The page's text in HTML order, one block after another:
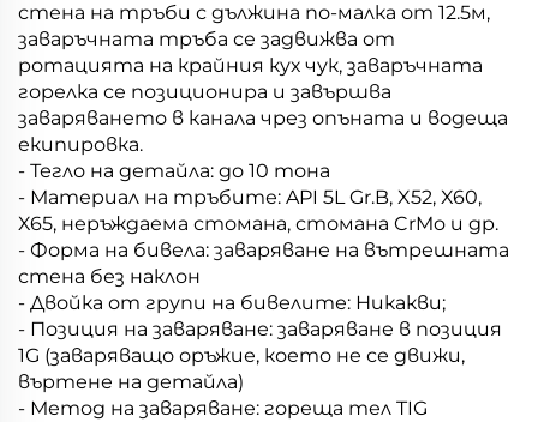
стена на тръби с дължина по-малка от 12.5м,
заваръчната тръба се задвижва от
ротацията на крайния кух чук, заваръчната
горелка се позиционира и завършва
заваряването в канала чрез опъната и водеща
екипировка.
- Тегло на детайла: до 10 тона
- Материал на тръбите: API 5L Gr.B, X52, X60,
X65, неръждаема стомана, стомана CrMo и др.
- Форма на бивела: заваряване на вътрешната
стена без наклон
- Двойка от групи на бивелите: Никакви;
- Позиция на заваряване: заваряване в позиция
1G (заваряващо оръжие, което не се движи,
въртене на детайла)
- Метод на заваряване: гореща тел TIG